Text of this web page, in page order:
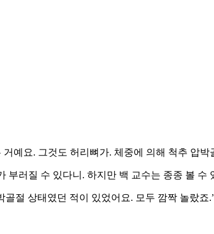
예요. 그것도 허리뼈가. 체중에 의해 척추 압박
부러질 수 있다니. 하지만 백 교수는 종종 볼 수
절 상태였던 적이 있었어요. 모두 깜짝 놀랐죠